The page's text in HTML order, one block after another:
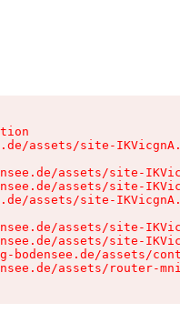
assets/site-
assets/site-
assets/site-
assets/site-
assets/site-
assets/site-
bodensee.de/assets/
assets/router-